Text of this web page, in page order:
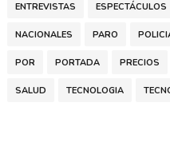
ENTREVISTAS ESPECTÁCULOS
NACIONALES PARO
POR PORTADA PRECIOS
SALUD TECNOLOGIA